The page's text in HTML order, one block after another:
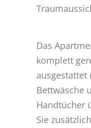
Das
komplett
Bettwäsche
Handtücher
Sie